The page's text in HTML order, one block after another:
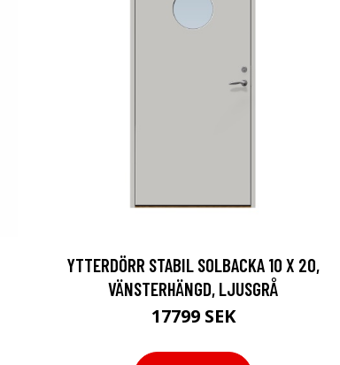
YTTERDÖRR STABIL SOLBACKA 10 X 20,
VÄNSTERHÄNGD, LJUSGRÅ
17799 SEK